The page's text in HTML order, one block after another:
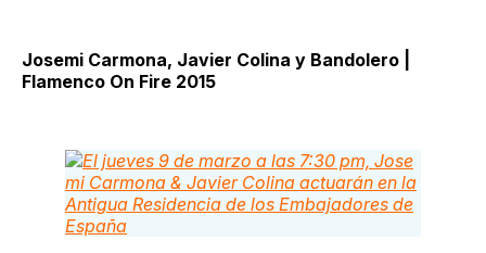
Josemi Carmona, Javier Colina y Bandolero |
Flamenco On Fire 2015